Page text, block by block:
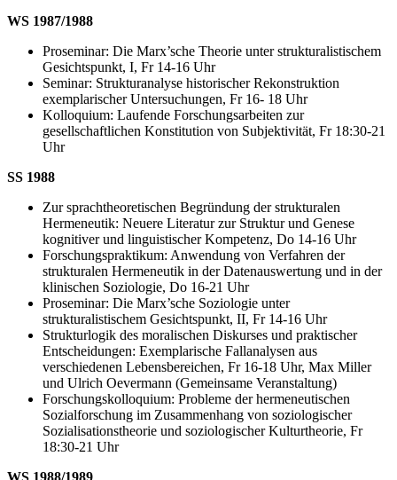
WS 1987/1988
Proseminar: Die Marx’sche Theorie unter strukturalistischem
Gesichtspunkt, I, Fr 14-16 Uhr
Seminar: Strukturanalyse historischer Rekonstruktion
exemplarischer Untersuchungen, Fr 16- 18 Uhr
Kolloquium: Laufende Forschungsarbeiten zur
gesellschaftlichen Konstitution von Subjektivität, Fr 18:30-21
Uhr
SS 1988
Zur sprachtheoretischen Begründung der strukturalen
Hermeneutik: Neuere Literatur zur Struktur und Genese
kognitiver und linguistischer Kompetenz, Do 14-16 Uhr
Forschungspraktikum: Anwendung von Verfahren der
strukturalen Hermeneutik in der Datenauswertung und in der
klinischen Soziologie, Do 16-21 Uhr
Proseminar: Die Marx’sche Soziologie unter
strukturalistischem Gesichtspunkt, II, Fr 14-16 Uhr
Strukturlogik des moralischen Diskurses und praktischer
Entscheidungen: Exemplarische Fallanalysen aus
verschiedenen Lebensbereichen, Fr 16-18 Uhr, Max Miller
und Ulrich Oevermann (Gemeinsame Veranstaltung)
Forschungskolloquium: Probleme der hermeneutischen
Sozialforschung im Zusammenhang von soziologischer
Sozialisationstheorie und soziologischer Kulturtheorie, Fr
18:30-21 Uhr